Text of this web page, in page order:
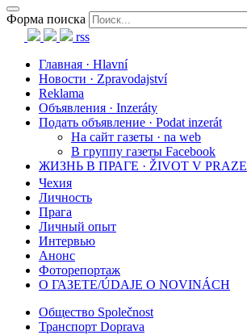
Форма поиска
rss
Главная · Hlavní
Новости · Zpravodajství
Reklama
Объявления · Inzeráty
Подать объявление · Podat inzerát
На сайт газеты · na web
В группу газеты Facebook
ЖИЗНЬ В ПРАГЕ · ŽIVOT V PRAZE
Чехия
Личность
Прага
Личный опыт
Интервью
Анонс
Фоторепортаж
О ГАЗЕТЕ/ÚDAJE O NOVINÁCH
Общество Společnost
Транспорт Doprava